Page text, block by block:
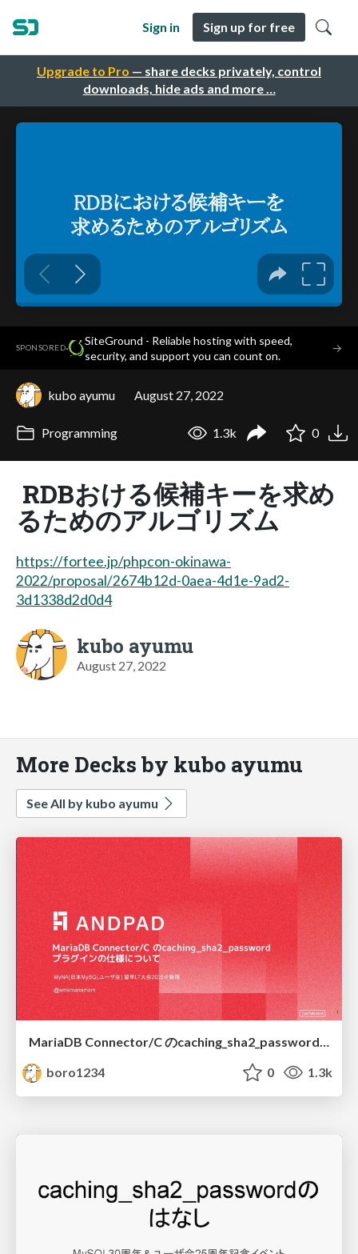
Upgrade to Pro — share decks privately, control
downloads, hide ads and more …
Sign in Sign up for free
SPONSORED·
SiteGround - Reliable hosting with speed,
security, and support you can count on.
→
kubo ayumu August 27, 2022
Programming 1.3k 0
RDBおける候補キーを求め
るためのアルゴリズム
https://fortee.jp/phpcon-okinawa-
2022/proposal/2674b12d-0aea-4d1e-9ad2-
3d1338d2d0d4
kubo ayumu
August 27, 2022
More Decks by kubo ayumu
See All by kubo ayumu
MariaDB Connector/C のcaching_sha2_passwordプラグインの仕様について
boro1234
0 1.3k